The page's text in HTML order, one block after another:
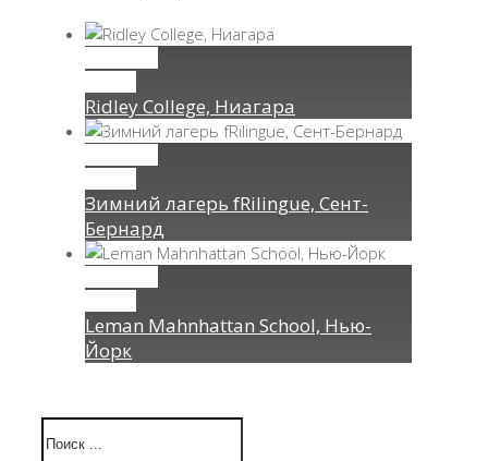
Ridley College, Ниагара
Зимний лагерь fRilingue, Сент-
Бернард
Leman Mahnhattan School, Нью-
Йорк